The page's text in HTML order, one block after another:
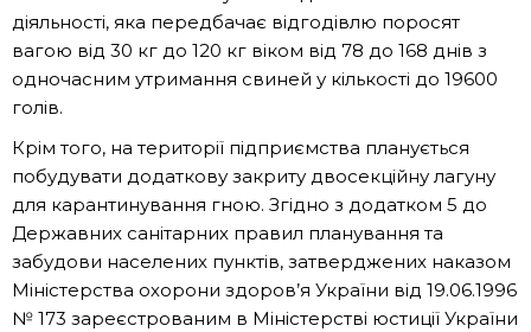
діяльності, яка передбачає відгодівлю поросят
вагою від 30 кг до 120 кг віком від 78 до 168 днів з
одночасним утримання свиней у кількості до 19600
голів.
Крім того, на території підприємства планується
побудувати додаткову закриту двосекційну лагуну
для карантинування гною. Згідно з додатком 5 до
Державних санітарних правил планування та
забудови населених пунктів, затверджених наказом
Міністерства охорони здоров’я України від 19.06.1996
№ 173 зареєстрованим в Міністерстві юстиції України